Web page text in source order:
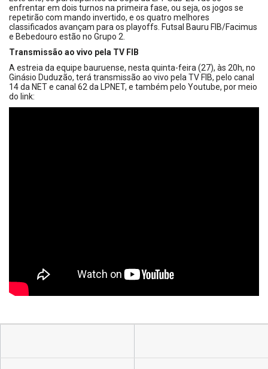
enfrentar em dois turnos na primeira fase, ou seja, os jogos se
repetirão com mando invertido, e os quatro melhores
classificados avançam para os playoffs. Futsal Bauru FIB/Facimus
e Bebedouro estão no Grupo 2.
Transmissão ao vivo pela TV FIB
A estreia da equipe bauruense, nesta quinta-feira (27), às 20h, no
Ginásio Duduzão, terá transmissão ao vivo pela TV FIB, pelo canal
14 da NET e canal 62 da LPNET, e também pelo Youtube, por meio
do link: